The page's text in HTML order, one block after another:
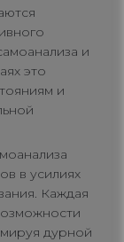
и
это
и
в усилиях
Каждая
дурной